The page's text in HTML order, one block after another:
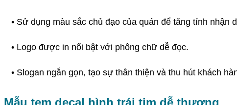
• Sử dụng màu sắc chủ đạo của quán để tăng tính nhận
• Logo được in nổi bật với phông chữ dễ đọc.
• Slogan ngắn gọn, tạo sự thân thiện và thu hút khách
Mẫu tem decal hình trái tim dễ thương